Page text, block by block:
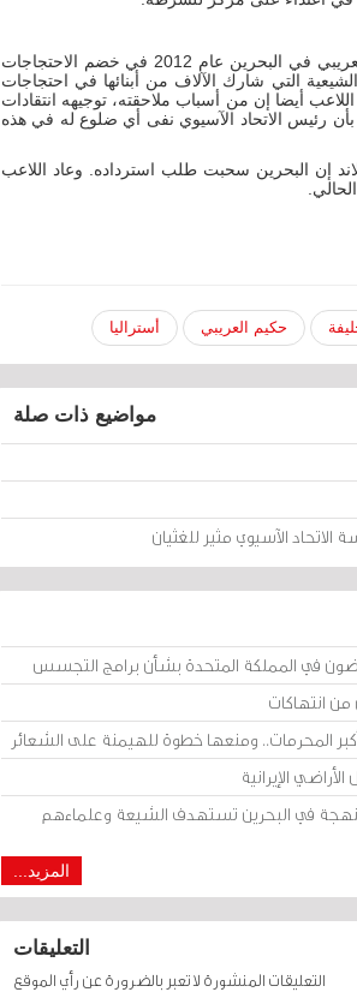
وبحسب معهد البحرين للحقوق والديمقراطية (مركزه لندن)، أوقف العريبي في البحرين عام 2012 في خضم الاحتجاجات
التي شارك الآلاف من أبنائها في احتجاجات
أيضا إن من أسباب ملاحقته، توجيهه انتقادات
بأن رئيس الاتحاد الآسيوي نفى أي ضلوع له في هذه
إن البحرين سحبت طلب استرداده. وعاد اللاعب
حكيم العريبي أستراليا
مواضيع ذات صلة
الآسيوي مثير للغثيان
في المملكة المتحدة بشأن برامج التجسس
من انتهاكات
المحرمات.. ومنعها خطوة للهيمنة على الشعائر
الإيرانية
في البحرين تستهدف الشيعة وعلماءهم
المزيد...
التعليقات
التعليقات المنشورة لا تعبر بالضرورة عن رأي الموقع